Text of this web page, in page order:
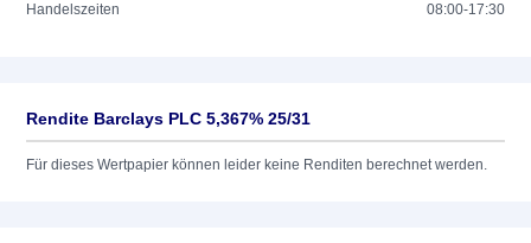
Handelszeiten 08:00-17:30
Rendite Barclays PLC 5,367% 25/31
Für dieses Wertpapier können leider keine Renditen berechnet werden.